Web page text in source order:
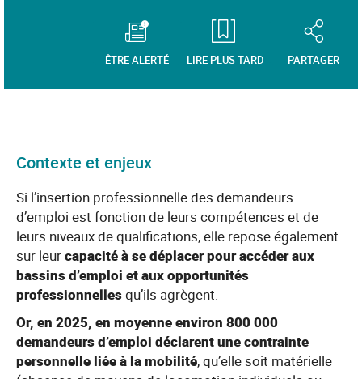
ÊTRE ALERTÉ LIRE PLUS TARD PARTAGER
Contexte et enjeux
Si l’insertion professionnelle des demandeurs
d’emploi est fonction de leurs compétences et de
leurs niveaux de qualifications, elle repose également
sur leurcapacité à se déplacer pour accéder aux
bassins d’emploi et aux opportunités
professionnellesqu’ils agrègent.
Or, en 2025, en moyenne environ 800 000
demandeurs d’emploi déclarent une contrainte
personnelle liée à la mobilité, qu’elle soit matérielle